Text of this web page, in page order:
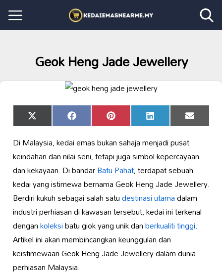
Geok Heng Jade Jewellery
Share
on
X
(Twitter)
Share
on
Facebook Share
on
Pinterest Share
on
LinkedIn Share
on
Email
Di Malaysia, kedai emas bukan sahaja menjadi pusat
keindahan dan nilai seni, tetapi juga simbol kepercayaan
dan kekayaan. Di bandarBatu Pahat, terdapat sebuah
kedai yang istimewa bernama Geok Heng Jade Jewellery.
Berdiri kukuh sebagai salah satudestinasi utamadalam
industri perhiasan di kawasan tersebut, kedai ini terkenal
dengankoleksibatu giok yang unik danberkualiti tinggi.
Artikel ini akan membincangkan keunggulan dan
keistimewaan Geok Heng Jade Jewellery dalam dunia
perhiasan Malaysia.